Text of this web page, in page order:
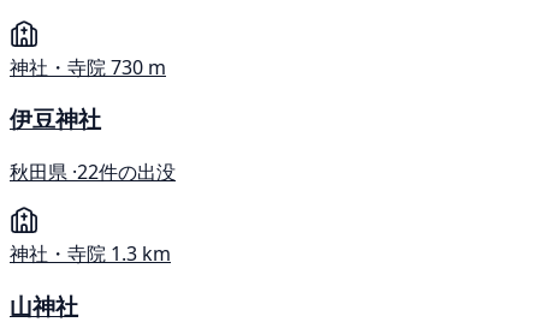
神社・寺院730 m
伊豆神社
秋田県 ·22件の出没
神社・寺院 1.3 km
山神社